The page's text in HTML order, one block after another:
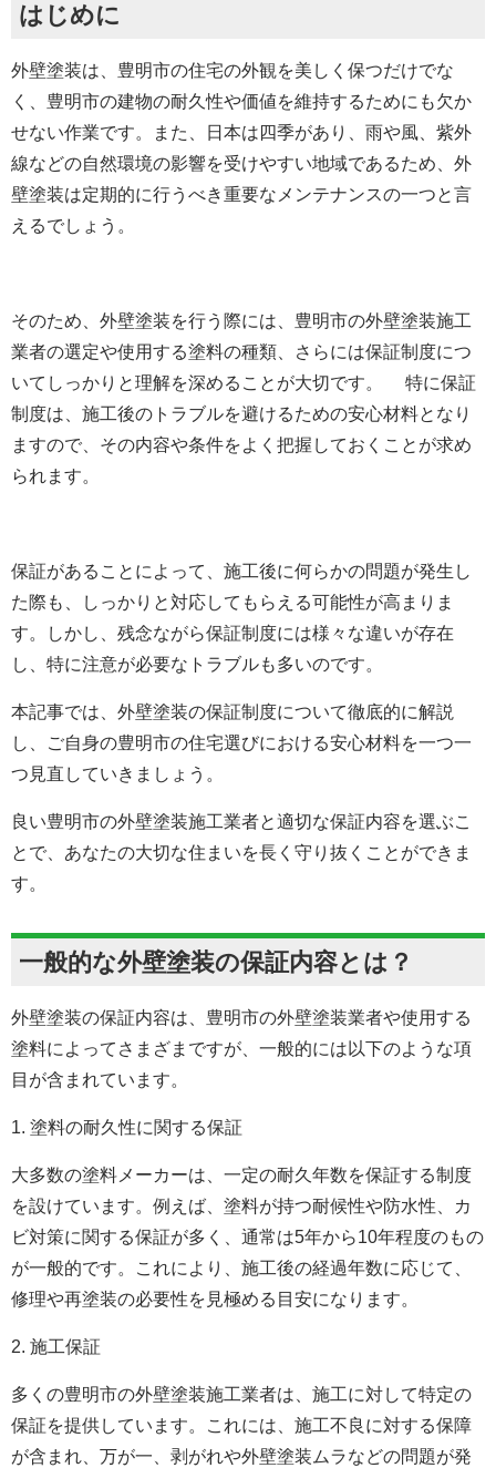
はじめに
外壁塗装は、豊明市の住宅の外観を美しく保つだけでな
く、豊明市の建物の耐久性や価値を維持するためにも欠か
せない作業です。また、日本は四季があり、雨や風、紫外
線などの自然環境の影響を受けやすい地域であるため、外
壁塗装は定期的に行うべき重要なメンテナンスの一つと言
えるでしょう。
そのため、外壁塗装を行う際には、豊明市の外壁塗装施工
業者の選定や使用する塗料の種類、さらには保証制度につ
いてしっかりと理解を深めることが大切です。 特に保証
制度は、施工後のトラブルを避けるための安心材料となり
ますので、その内容や条件をよく把握しておくことが求め
られます。
保証があることによって、施工後に何らかの問題が発生し
た際も、しっかりと対応してもらえる可能性が高まりま
す。しかし、残念ながら保証制度には様々な違いが存在
し、特に注意が必要なトラブルも多いのです。
本記事では、外壁塗装の保証制度について徹底的に解説
し、ご自身の豊明市の住宅選びにおける安心材料を一つ一
つ見直していきましょう。
良い豊明市の外壁塗装施工業者と適切な保証内容を選ぶこ
とで、あなたの大切な住まいを長く守り抜くことができま
す。
一般的な外壁塗装の保証内容とは？
外壁塗装の保証内容は、豊明市の外壁塗装業者や使用する
塗料によってさまざまですが、一般的には以下のような項
目が含まれています。
1. 塗料の耐久性に関する保証
大多数の塗料メーカーは、一定の耐久年数を保証する制度
を設けています。例えば、塗料が持つ耐候性や防水性、カ
ビ対策に関する保証が多く、通常は5年から10年程度のもの
が一般的です。これにより、施工後の経過年数に応じて、
修理や再塗装の必要性を見極める目安になります。
2. 施工保証
多くの豊明市の外壁塗装施工業者は、施工に対して特定の
保証を提供しています。これには、施工不良に対する保障
が含まれ、万が一、剥がれや外壁塗装 ムラなどの問題が発